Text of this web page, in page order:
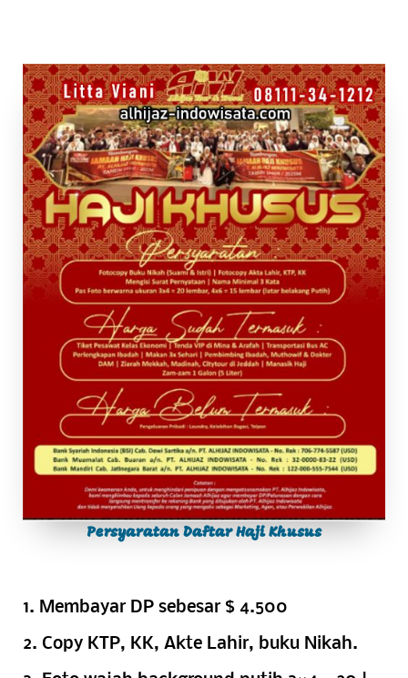
Persyaratan Daftar Haji Khusus
1. Membayar DP sebesar $ 4.500
2. Copy KTP, KK, Akte Lahir, buku Nikah.